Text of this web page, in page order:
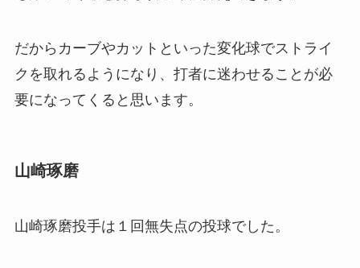
だからカーブやカットといった変化球でストライ
クを取れるようになり、打者に迷わせることが必
要になってくると思います。
山崎琢磨
山崎琢磨投手は１回無失点の投球でした。